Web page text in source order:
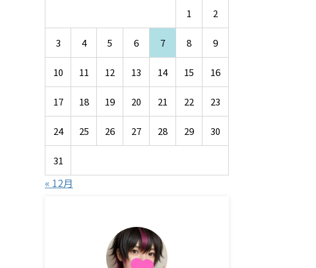
1 2
3 4 5 6 7 8 9
10 11 12 13 14 15 16
17 18 19 20 21 22 23
24 25 26 27 28 29 30
31
« 12月